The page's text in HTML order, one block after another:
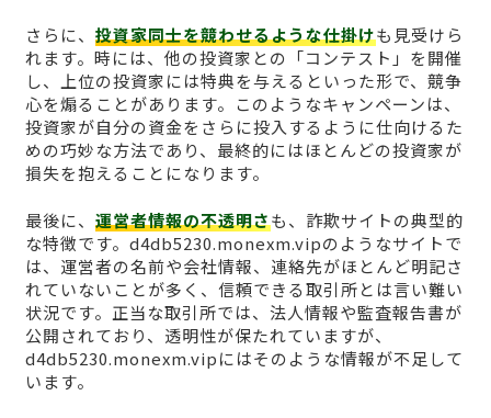
さらに、 投資家同士を競わせるような仕掛けも見受けら
れます。時には、他の投資家との「コンテスト」を開催
し、上位の投資家には特典を与えるといった形で、競争
心を煽ることがあります。このようなキャンペーンは、
投資家が自分の資金をさらに投入するように仕向けるた
めの巧妙な方法であり、最終的にはほとんどの投資家が
損失を抱えることになります。
最後に、 運営者情報の不透明さも、詐欺サイトの典型的
な特徴です。d4db5230.monexm.vipのようなサイトで
は、運営者の名前や会社情報、連絡先がほとんど明記さ
れていないことが多く、信頼できる取引所とは言い難い
状況です。正当な取引所では、法人情報や監査報告書が
公開されており、透明性が保たれていますが、
d4db5230.monexm.vipにはそのような情報が不足して
います。